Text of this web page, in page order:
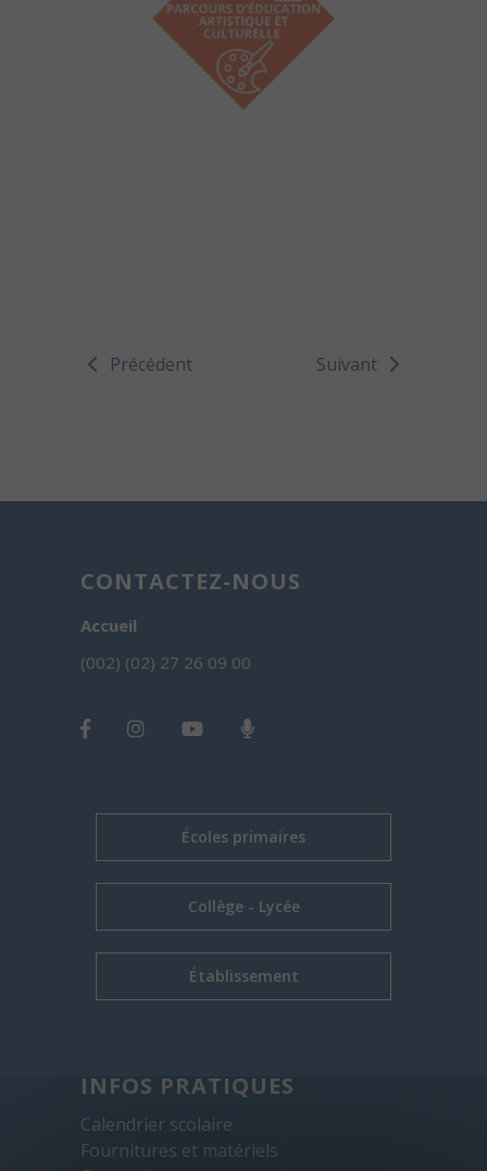
Précédent Suivant
CONTACTEZ-NOUS
Accueil
(002) (02) 27 26 09 00
Écoles primaires
Collège - Lycée
Établissement
INFOS PRATIQUES
Calendrier scolaire
Fournitures et matériels